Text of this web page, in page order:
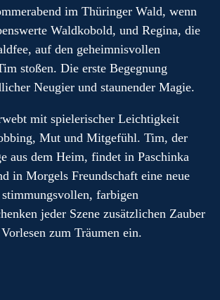
im Thüringer Wald, wenn
Waldkobold, und Regina, die
auf den geheimnisvollen
stoßen. Die erste Begegnung
Neugier und staunender Magie.
mit spielerischer Leichtigkeit
Mut und Mitgefühl. Tim, der
aus dem Heim, findet in Paschinka
in Morgels Freundschaft eine neue
farbigen
jeder Szene zusätzlichen Zauber
zum Träumen ein.